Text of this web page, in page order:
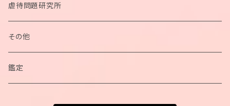
ペンデュラム
ネックレス
ブレスレット
虐待問題研究所
その他
鑑定